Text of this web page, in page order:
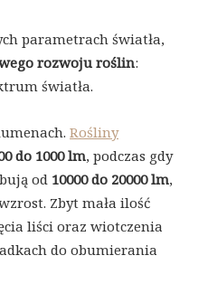
parametrach światła,
rozwoju roślin:
światła.
Rośliny
do 1000 lm, podczas gdy
od 10000 do 20000 lm,
Zbyt mała ilość
liści oraz wiotczenia
do obumierania